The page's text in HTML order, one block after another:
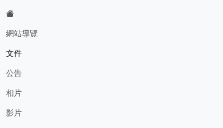
網站導覽
文件
公告
相片
影片
現在位置:文件